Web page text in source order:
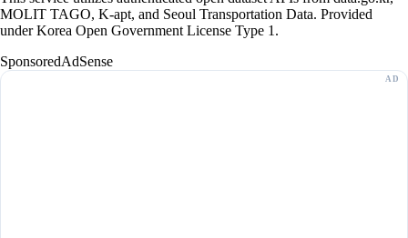
MOLIT TAGO, K-apt, and Seoul Transportation Data. Provided
under Korea Open Government License Type 1.
SponsoredAdSense